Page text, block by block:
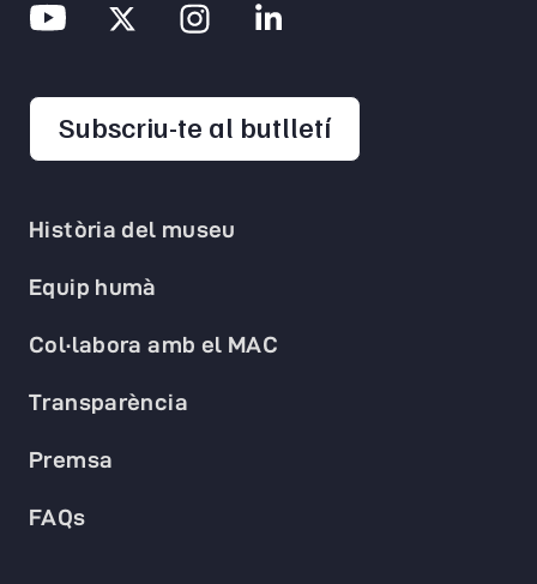
Història del museu
Equip humà
Col·labora amb el MAC
Transparència
Premsa
FAQs
Subscriu-te al butlletíopens in a new